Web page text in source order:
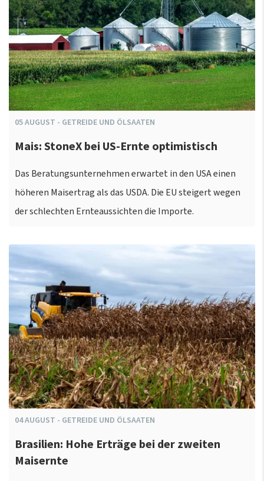
05AUGUST - GETREIDE UND ÖLSAATEN
Mais: StoneX bei US-Ernte optimistisch
Das Beratungsunternehmen erwartet in den USA einen
höheren Maisertrag als das USDA. Die EU steigert wegen
der schlechten Ernteaussichten die Importe.
04AUGUST - GETREIDE UND ÖLSAATEN
Brasilien: Hohe Erträge bei der zweiten
Maisernte